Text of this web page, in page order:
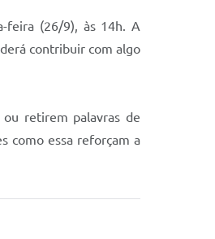
feira (26/9), às 14h. A
contribuir com algo
ou retirem palavras de
como essa reforçam a